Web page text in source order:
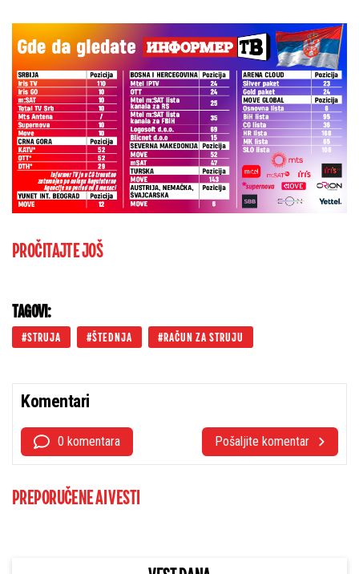
PROČITAJTE JOŠ
TAGOVI:
STRUJA ŠTEDNJA RAČUN ZA STRUJU
Komentari
0 komentara Pošaljite komentar
PREPORUČENE AI VESTI